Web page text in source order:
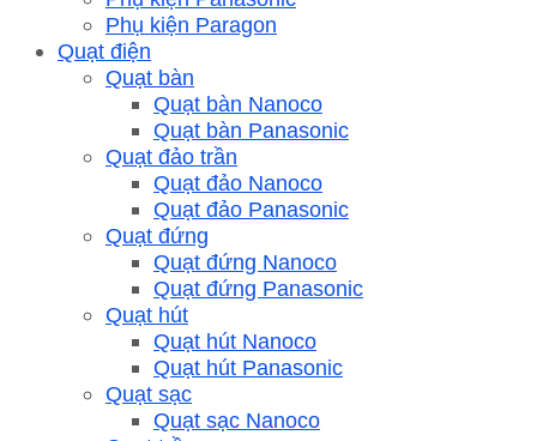
Phụ kiện Paragon
Quạt điện
Quạt bàn
Quạt bàn Nanoco
Quạt bàn Panasonic
Quạt đảo trần
Quạt đảo Nanoco
Quạt đảo Panasonic
Quạt đứng
Quạt đứng Nanoco
Quạt đứng Panasonic
Quạt hút
Quạt hút Nanoco
Quạt hút Panasonic
Quạt sạc
Quạt sạc Nanoco